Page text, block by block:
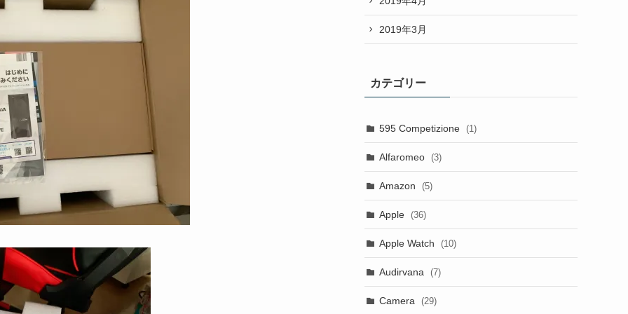
2019年3月
カテゴリー
595 Competizione (1)
Alfaromeo (3)
Amazon (5)
Apple (36)
Apple Watch (10)
Audirvana (7)
Camera (29)